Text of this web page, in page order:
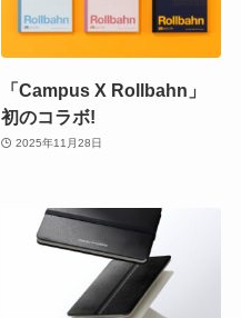
「Campus X Rollbahn」
初のコラボ!
2025年11月28日